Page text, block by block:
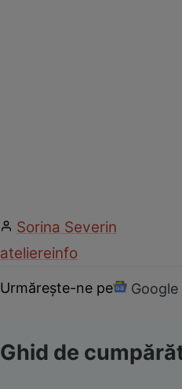
Sorina Severin
ateliereinfo
Urmărește-ne pe
Ghid de